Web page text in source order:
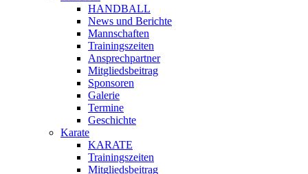
HANDBALL
News und Berichte
Mannschaften
Trainingszeiten
Ansprechpartner
Mitgliedsbeitrag
Sponsoren
Galerie
Termine
Geschichte
Karate
KARATE
Trainingszeiten
Mitgliedsbeitrag